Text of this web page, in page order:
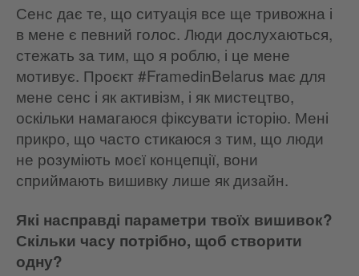
Сенс дає те, що ситуація все ще тривожна і
в мене є певний голос. Люди дослухаються,
стежать за тим, що я роблю, і це мене
мотивує. Проєкт #FramedinBelarus має для
мене сенс і як активізм, і як мистецтво,
оскільки намагаюся фіксувати історію. Мені
прикро, що часто стикаюся з тим, що люди
не розуміють моєї концепції, вони
сприймають вишивку лише як дизайн.
Які насправді параметри твоїх вишивок?
Скільки часу потрібно, щоб створити
одну?